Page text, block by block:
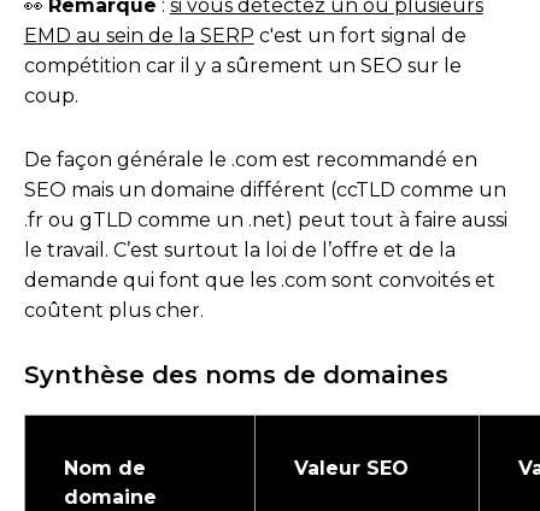
👀 Remarque : si vous détectez un ou plusieurs
EMD au sein de la SERP c'est un fort signal de
compétition car il y a sûrement un SEO sur le
coup.
De façon générale le .com est recommandé en
SEO mais un domaine différent (ccTLD comme un
.fr ou gTLD comme un .net) peut tout à faire aussi
le travail. C’est surtout la loi de l’offre et de la
demande qui font que les .com sont convoités et
coûtent plus cher.
Synthèse des noms de domaines
Nom de
domaine
Valeur SEO